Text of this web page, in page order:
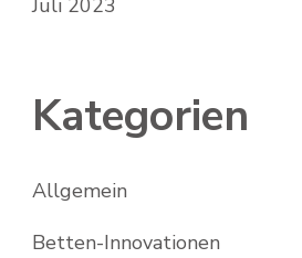
Juli 2023
Kategorien
Allgemein
Betten-Innovationen